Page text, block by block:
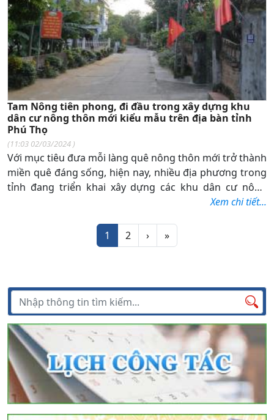
Tam Nông tiên phong, đi đầu trong xây dựng khu
dân cư nông thôn mới kiểu mẫu trên địa bàn tỉnh
Phú Thọ
(11:03 02/03/2024 )
Với mục tiêu đưa mỗi làng quê nông thôn mới trở thành
miền quê đáng sống, hiện nay, nhiều địa phương trong
tỉnh đang triển khai xây dựng các khu dân cư nông
thôn mới kiểu mẫu. Những khu dân cư nông thôn mới
thôn mà còn đem lại diện mạo đẹp đẽ, khang trang
hơn, làm cho cuộc sống vật chất và tinh thần của người
Xem chi tiết...
1 2 ›Trang tiếp theo
»Trang cuối
Tìm kiếm
Tìm
kiếm